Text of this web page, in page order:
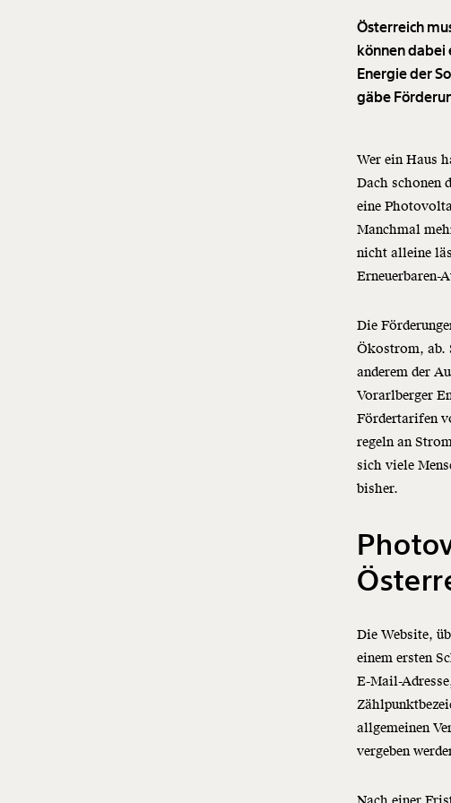
Österreich
können dabei
Energie der
gäbe
Wer ein Haus
Dach schonen
eine
Manchmal
nicht alleine
Erneuerbaren-
Die
Ökostrom, ab.
anderem der
Vorarlberger
Fördertarifen
regeln an
sich viele
bisher.
Die Website,
einem ersten
E-Mail-
allgemeinen
vergeben